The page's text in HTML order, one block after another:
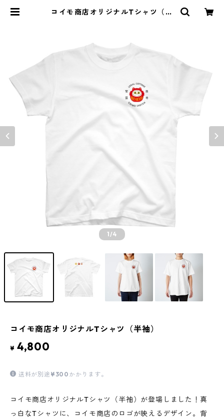
コイモ商店オリジナルTシャツ（半
1/4
コイモ商店オリジナルTシャツ（半袖）
¥ 4,800
送料が別途 ¥300 かかります。
コイモ商店オリジナルTシャツ（半袖）が登場しました！真
っ白なTシャツに、コイモ商店のロゴが映えるデザイン。背